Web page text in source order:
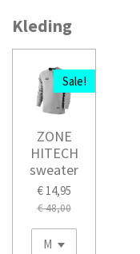
Kleding
Sale!
ZONE
HITECH
sweater
€ 14,95
€ 48,00